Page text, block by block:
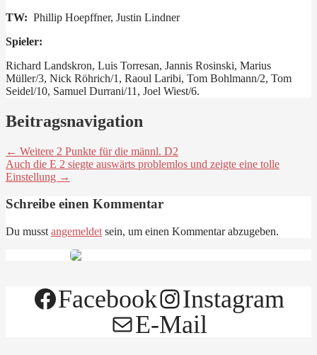
TW: Phillip Hoepffner, Justin Lindner
Spieler:
Richard Landskron, Luis Torresan, Jannis Rosinski, Marius
Müller/3, Nick Röhrich/1, Raoul Laribi, Tom Bohlmann/2, Tom
Seidel/10, Samuel Durrani/11, Joel Wiest/6.
Beitragsnavigation
← Weitere 2 Punkte für die männl. D2
Auch die E 2 siegte auswärts problemlos und zeigte eine tolle
Einstellung →
Schreibe einen Kommentar
Du musst angemeldet sein, um einen Kommentar abzugeben.
Facebook
Instagram
E-Mail